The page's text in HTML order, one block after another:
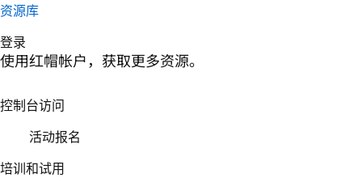
资源库
登录
使用红帽帐户，获取更多资源。
控制台访问
活动报名
培训和试用